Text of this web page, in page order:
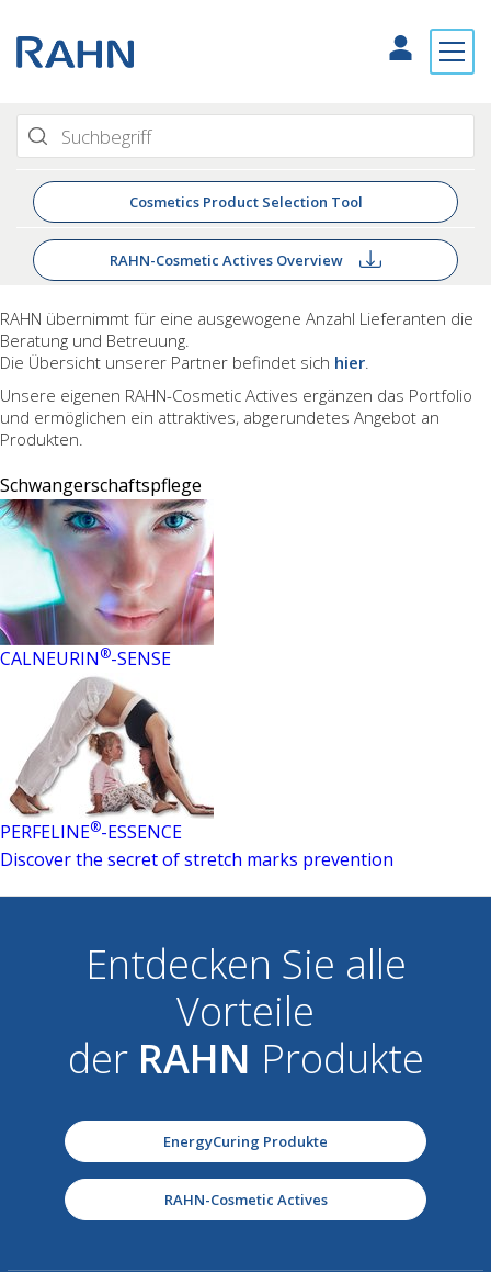
Cosmetics Product Selection Tool
RAHN-Cosmetic Actives Overview
RAHN übernimmt für eine ausgewogene Anzahl Lieferanten die
Beratung und Betreuung.
Die Übersicht unserer Partner befindet sich hier.
Unsere eigenen RAHN-Cosmetic Actives ergänzen das Portfolio
und ermöglichen ein attraktives, abgerundetes Angebot an
Produkten.
Schwangerschaftspflege
CALNEURIN®-SENSE
PERFELINE®-ESSENCE
Discover the secret of stretch marks prevention
Entdecken Sie alle
Vorteile
der RAHN Produkte
EnergyCuring Produkte
RAHN-Cosmetic Actives